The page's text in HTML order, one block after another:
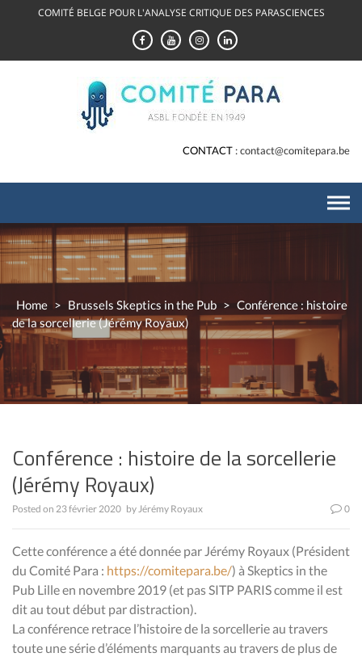
COMITÉ BELGE POUR L'ANALYSE CRITIQUE DES PARASCIENCES
CONTACT contact@comitepara.be
Home > Brussels Skeptics in the Pub > Conférence : histoire
de la sorcellerie (Jérémy Royaux)
Conférence : histoire de la sorcellerie
(Jérémy Royaux)
Posted on 23 février 2020 byJérémy Royaux 0
Cette conférence a été donnée par Jérémy Royaux (Président
du Comité Para : https://comitepara.be/) à Skeptics in the
Pub Lille en novembre 2019 (et pas SITP PARIS comme il est
dit au tout début par distraction).
La conférence retrace l’histoire de la sorcellerie au travers
toute une série d’éléments marquants au travers de plus de